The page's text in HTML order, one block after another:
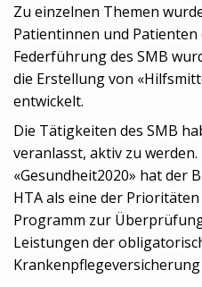
Zu einzelnen Themen
Patientinnen und
Federführung des SMB
die Erstellung von
entwickelt.
Die Tätigkeiten des SMB
veranlasst, aktiv zu
«Gesundheit2020» hat der
HTA als eine der
Programm zur
Leistungen der